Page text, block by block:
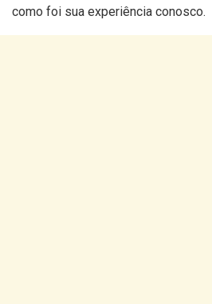
como foi sua experiência conosco.